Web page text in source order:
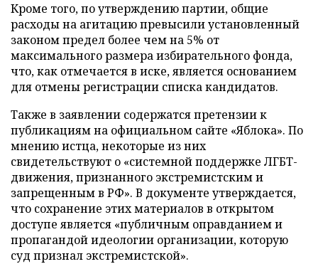
Кроме того, по утверждению партии, общие
расходы на агитацию превысили установленный
законом предел более чем на 5% от
максимального размера избирательного фонда,
что, как отмечается в иске, является основанием
для отмены регистрации списка кандидатов.
Также в заявлении содержатся претензии к
публикациям на официальном сайте «Яблока». По
мнению истца, некоторые из них
свидетельствуют о «системной поддержке ЛГБТ-
движения, признанного экстремистским и
запрещенным в РФ». В документе утверждается,
что сохранение этих материалов в открытом
доступе является «публичным оправданием и
пропагандой идеологии организации, которую
суд признал экстремистской».